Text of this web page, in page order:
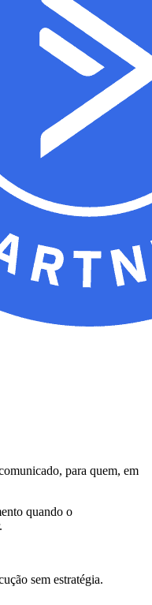
para quem, em
quando o
sem estratégia.